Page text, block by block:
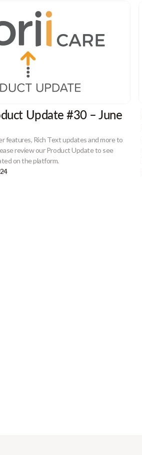
Update #30 – June
features, Rich Text updates and more to
review our Product Update to see
on the platform.